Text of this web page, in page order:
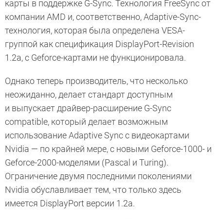
карты в поддержке G-Sync. Технология FreeSync от
компании AMD и, соответственно, Adaptive-Sync-
технология, которая была определена VESA-
группой как спецификация DisplayPort-Revision
1.2a, с Geforce-картами не функционировала.
Однако теперь производитель, что несколько
неожиданно, делает стандарт доступным
и выпускает драйвер-расширение G-Sync
compatible, который делает возможным
использование Adaptive Sync с видеокартами
Nvidia — по крайней мере, с новыми Geforce-1000- и
Geforce-2000-моделями (Pascal и Turing).
Ограничение двумя последними поколениями
Nvidia обуславливает тем, что только здесь
имеется DisplayPort версии 1.2a.